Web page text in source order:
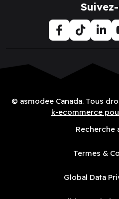
© asmodee Canada. Tous
k-ecommerce
Recherche
Termes &
Global Data